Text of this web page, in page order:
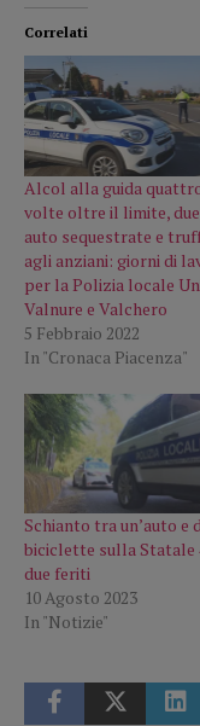
Correlati
Alcol alla guida
volte oltre il limite, due
auto sequestrate e
agli anziani: giorni di
per la Polizia locale
Valnure e Valchero
5 Febbraio 2022
In "Cronaca Piacenza"
Schianto tra un’auto e
biciclette sulla Statale
due feriti
10 Agosto 2023
In "Notizie"